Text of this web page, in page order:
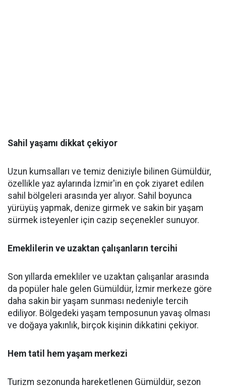
Sahil yaşamı dikkat çekiyor
Uzun kumsalları ve temiz deniziyle bilinen Gümüldür,
özellikle yaz aylarında İzmir'in en çok ziyaret edilen
sahil bölgeleri arasında yer alıyor. Sahil boyunca
yürüyüş yapmak, denize girmek ve sakin bir yaşam
sürmek isteyenler için cazip seçenekler sunuyor.
Emeklilerin ve uzaktan çalışanların tercihi
Son yıllarda emekliler ve uzaktan çalışanlar arasında
da popüler hale gelen Gümüldür, İzmir merkeze göre
daha sakin bir yaşam sunması nedeniyle tercih
ediliyor. Bölgedeki yaşam temposunun yavaş olması
ve doğaya yakınlık, birçok kişinin dikkatini çekiyor.
Hem tatil hem yaşam merkezi
Turizm sezonunda hareketlenen Gümüldür, sezon